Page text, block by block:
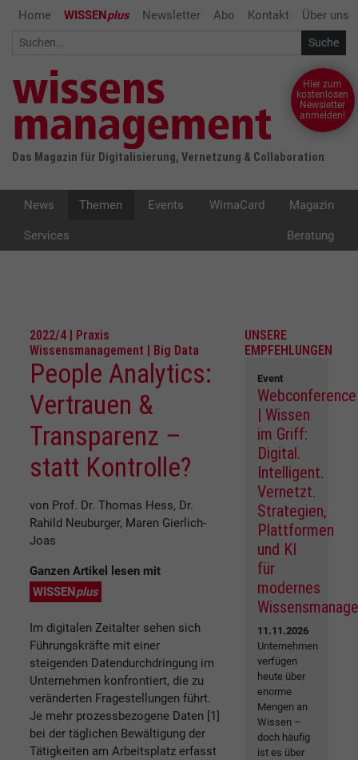
Home WISSENplus Newsletter Abo Kontakt Über uns
Das Magazin für Digitalisierung, Vernetzung & Collaboration
Hier zum
kostenlosen
Newsletter
anmelden!
News Themen Events WimaCard Magazin
Services Beratung
2022/4 | Praxis
Wissensmanagement | Big Data
People Analytics:
Vertrauen &
Transparenz –
statt Kontrolle?
von Prof. Dr. Thomas Hess, Dr.
Rahild Neuburger, Maren Gierlich-
Joas
Ganzen Artikel lesen mit
WISSENplus
Im digitalen Zeitalter sehen sich
Führungskräfte mit einer
steigenden Datendurchdringung im
Unternehmen konfrontiert, die zu
veränderten Fragestellungen führt.
Je mehr prozessbezogene Daten [1]
bei der täglichen Bewältigung der
Tätigkeiten am Arbeitsplatz erfasst
UNSERE
EMPFEHLUNGEN
Event
Webconference
| Wissen
im Griff:
Digital.
Intelligent.
Vernetzt.
Strategien,
Plattformen
und KI
für
modernes
11.11.2026
Unternehmen
verfügen
heute über
enorme
Mengen an
Wissen –
doch häufig
ist es über